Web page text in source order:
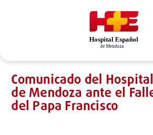
Comunicado del Hospital
de Mendoza ante el
del Papa Francisco